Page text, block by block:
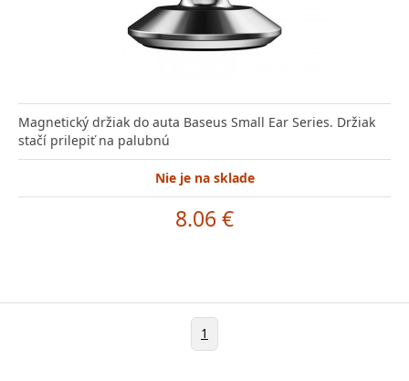
Magnetický držiak do auta Baseus Small Ear Series. Držiak
stačí prilepiť na palubnú
Nie je na sklade
8.06 €
1